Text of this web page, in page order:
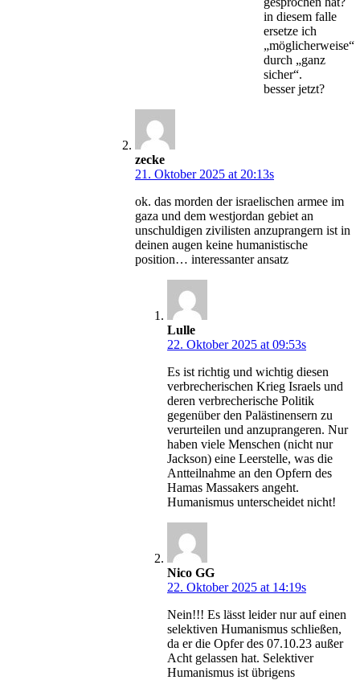
in diesem falle
ersetze ich
„möglicherweise“
durch „ganz
sicher“.
besser jetzt?
zecke
21. Oktober 2025 at 20:13s
ok. das morden der israelischen armee im
gaza und dem westjordan gebiet an
unschuldigen zivilisten anzuprangern ist in
deinen augen keine humanistische
position… interessanter ansatz
Lulle
22. Oktober 2025 at 09:53s
Es ist richtig und wichtig diesen
verbrecherischen Krieg Israels und
deren verbrecherische Politik
gegenüber den Palästinensern zu
verurteilen und anzuprangeren. Nur
haben viele Menschen (nicht nur
Jackson) eine Leerstelle, was die
Antteilnahme an den Opfern des
Hamas Massakers angeht.
Humanismus unterscheidet nicht!
Nico GG
22. Oktober 2025 at 14:19s
Nein!!! Es lässt leider nur auf einen
selektiven Humanismus schließen,
da er die Opfer des 07.10.23 außer
Acht gelassen hat. Selektiver
Humanismus ist übrigens